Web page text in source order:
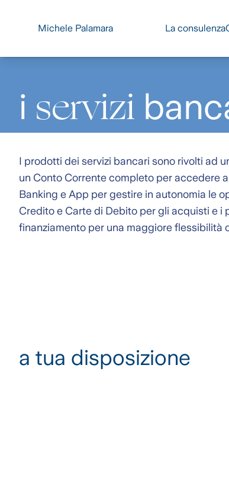
Michele Palamara La consulenza
i servizi
I prodotti dei servizi bancari sono rivolti ad
un Conto Corrente completo per accedere
Banking e App per gestire in autonomia le
Credito e Carte di Debito per gli acquisti e i
finanziamento per una maggiore flessibilità
a tua disposizione